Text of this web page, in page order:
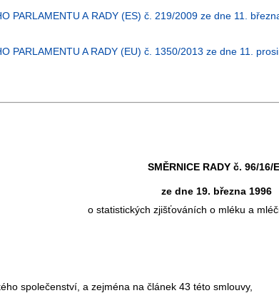
PARLAMENTU A RADY (ES) č. 219/2009 ze dne 11.
PARLAMENTU A RADY (EU) č. 1350/2013 ze dne 11.
SMĚRNICE RADY č. 96/16/
ze dne 19. března 1996
o statistických zjišťováních o mléku a
společenství, a zejména na článek 43 této smlouvy,